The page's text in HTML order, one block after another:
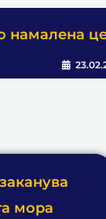
намалена
мора